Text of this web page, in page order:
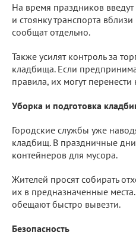
На время праздников
и стоянку транспорта
сообщат отдельно.
Также усилят контроль за
кладбища. Если
правила, их могут
Уборка и подготовка
Городские службы уже
кладбищ. В праздничные
контейнеров для мусора.
Жителей просят собирать
их в предназначенные
обещают быстро вывезти.
Безопасность